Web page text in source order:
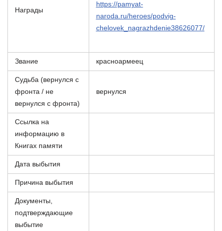
Награды
https://pamyat-
naroda.ru/heroes/podvig-
chelovek_nagrazhdenie38626077/
Звание красноармеец
Судьба (вернулся с
фронта / не
вернулся с фронта)
вернулся
Ссылка на
информацию в
Книгах памяти
Дата выбытия
Причина выбытия
Документы,
подтверждающие
выбытие